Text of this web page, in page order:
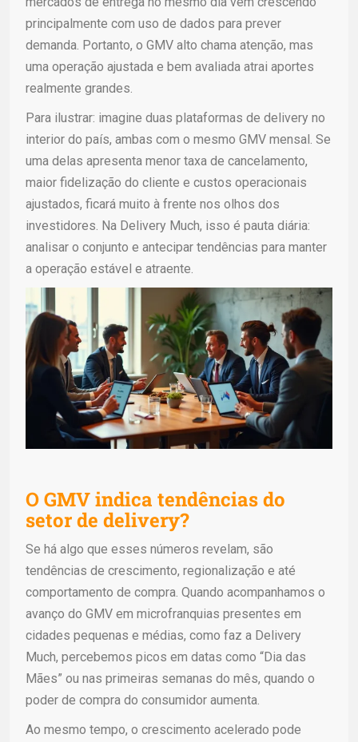
principalmente com uso de dados para prever
demanda. Portanto, o GMV alto chama atenção, mas
uma operação ajustada e bem avaliada atrai aportes
realmente grandes.
Para ilustrar: imagine duas plataformas de delivery no
interior do país, ambas com o mesmo GMV mensal. Se
uma delas apresenta menor taxa de cancelamento,
maior fidelização do cliente e custos operacionais
ajustados, ficará muito à frente nos olhos dos
investidores. Na Delivery Much, isso é pauta diária:
analisar o conjunto e antecipar tendências para manter
a operação estável e atraente.
O GMV indica tendências do
setor de delivery?
Se há algo que esses números revelam, são
tendências de crescimento, regionalização e até
comportamento de compra. Quando acompanhamos o
avanço do GMV em microfranquias presentes em
cidades pequenas e médias, como faz a Delivery
Much, percebemos picos em datas como “Dia das
Mães” ou nas primeiras semanas do mês, quando o
poder de compra do consumidor aumenta.
Ao mesmo tempo, o crescimento acelerado pode